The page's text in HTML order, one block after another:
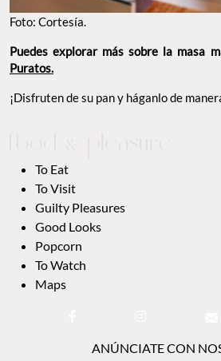
Foto: Cortesía.
Puedes explorar más sobre la masa
Puratos.
¡Disfruten de su pan y háganlo de
To Eat
To Visit
Guilty Pleasures
Good Looks
Popcorn
To Watch
Maps
ANÚNCIATE CON